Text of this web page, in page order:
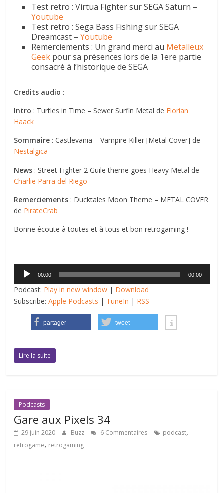
Test retro : Virtua Fighter sur SEGA Saturn –
Youtube
Test retro : Sega Bass Fishing sur SEGA
Dreamcast –Youtube
Remerciements : Un grand merci au Metalleux
Geek pour sa présences lors de la 1ere partie
consacré à l’historique de SEGA
Credits audio :
Intro : Turtles in Time – Sewer Surfin Metal de Florian
Haack
Sommaire : Castlevania – Vampire Killer [Metal Cover] de
Nestalgica
News : Street Fighter 2 Guile theme goes Heavy Metal de
Charlie Parra del Riego
Remerciements : Ducktales Moon Theme – METAL COVER
de PirateCrab
Bonne écoute à toutes et à tous et bon retrogaming !
Lecteur
audio
00:00 00:00
Podcast: Play in new window | Download
Subscribe:Apple Podcasts | TuneIn | RSS
partager tweet
Lire la suite
Podcasts
Gare aux Pixels 34
29 juin 2020 Buzz 6 Commentaires podcast,
retrogame, retrogaming